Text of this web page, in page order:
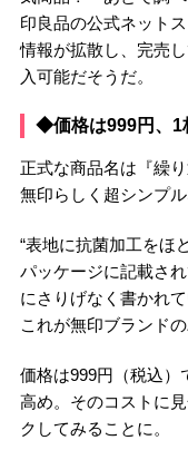
印良品の公式ネット
情報が拡散し、完売
入可能だそうだ。
◆価格は999円、1
正式な商品名は『繰
無印らしく超シンプル
“表地に抗菌加工をほ
パッケージに記載さ
にさりげなく書かれ
これが無印ブランド
価格は999円（税込）
高め。そのコストに
クしてみることに。